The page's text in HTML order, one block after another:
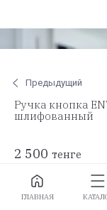
Предыдущий
Ручка кнопка
шлифованный
2 500 тенге
ГЛАВНАЯ